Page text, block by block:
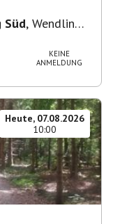
Süd, Wendling
KEINE
ANMELDUNG
Heute, 07.08.2026
10:00